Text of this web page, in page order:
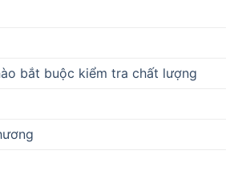
bắt buộc kiểm tra chất lượng